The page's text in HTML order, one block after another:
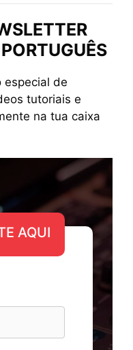
especial de
tutoriais e
na tua caixa
AQUI